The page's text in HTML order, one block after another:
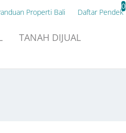
Properti Bali Daftar Pendek
0
TANAH DIJUAL